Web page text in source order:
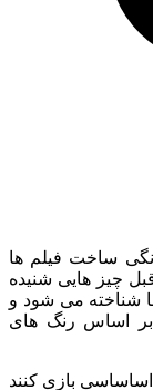
ساخت فیلم ها
چیز هایی شنیده
شناخته می شود و
بر اساس رنگ های
بازی کنند